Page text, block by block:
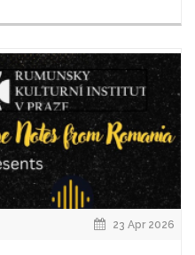
23 Apr 2026